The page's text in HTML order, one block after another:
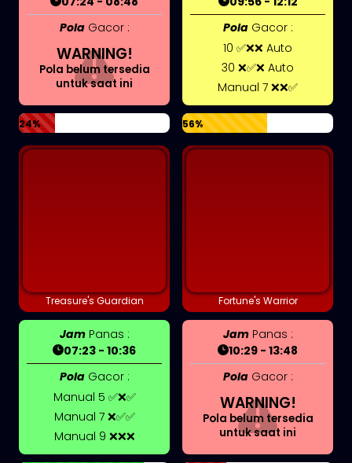
PolaGacor :
WARNING!
Pola belum tersedia
untuk saat ini
24%
PolaGacor :
10 ✅❌❌ Auto
30 ❌✅❌ Auto
Manual 7 ❌❌✅
56%
Treasure's Guardian
JamPanas :
07:23 - 10:36
PolaGacor :
Manual 5 ✅❌✅
Manual 7 ❌✅✅
Manual 9 ❌❌❌
Fortune's Warrior
JamPanas :
10:29 - 13:48
PolaGacor :
WARNING!
Pola belum tersedia
untuk saat ini